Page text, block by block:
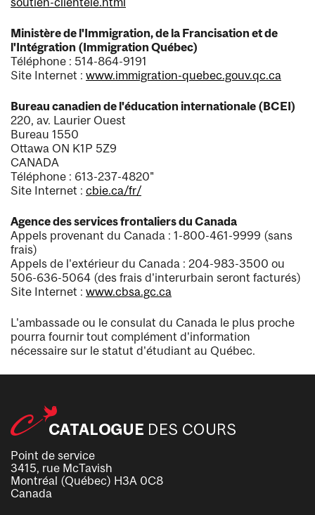
Ministère de l'Immigration, de la Francisation et de
l'Intégration (Immigration Québec)
Téléphone : 514-864-9191
Site Internet : www.immigration-quebec.gouv.qc.ca
Bureau canadien de l'éducation internationale (BCEI)
220, av. Laurier Ouest
Bureau 1550
Ottawa ON K1P 5Z9
CANADA
Téléphone : 613-237-4820"
Site Internet : cbie.ca/fr/
Agence des services frontaliers du Canada
Appels provenant du Canada : 1-800-461-9999 (sans
frais)
Appels de l'extérieur du Canada : 204-983-3500 ou
506-636-5064 (des frais d'interurbain seront facturés)
Site Internet : www.cbsa.gc.ca
L'ambassade ou le consulat du Canada le plus proche
pourra fournir tout complément d'information
nécessaire sur le statut d'étudiant au Québec.
Point de service
3415, rue McTavish
Montréal (Québec) H3A 0C8
Canada